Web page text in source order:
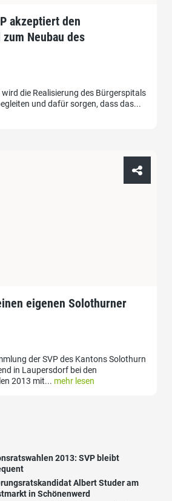
akzeptiert den
Neubau des
wird die Realisierung des Bürgerspitals
und dafür sorgen, dass das...
eigenen Solothurner
der SVP des Kantons Solothurn
in Laupersdorf bei den
2013 mit... mehr lesen
2013: SVP bleibt
Albert Studer am
in Schönenwerd